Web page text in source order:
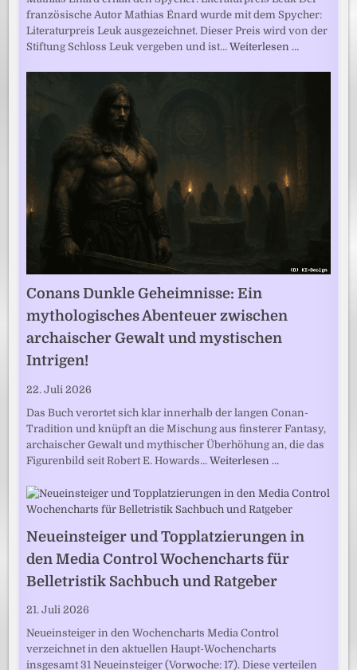
französische Autor Mathias Énard wurde mit dem Spycher:
Literaturpreis Leuk ausgezeichnet. Dieser Preis wird von der
Stiftung Schloss Leuk vergeben und ist…Weiterlesen …
Conans Dunkle Geheimnisse: Ein
mythologisches Abenteuer zwischen
archaischer Gewalt und mystischen
Intrigen!
22. Juli 2026
Das Buch verortet sich klar innerhalb der langen Conan-
Tradition und knüpft an die Mischung aus finsterer Fantasy,
archaischer Gewalt und mythischer Überhöhung an, die das
Figurenbild seit Robert E. Howards…Weiterlesen …
Neueinsteiger und Topplatzierungen in
den Media Control Wochencharts für
Belletristik Sachbuch und Ratgeber
21. Juli 2026
Neueinsteiger in den Wochencharts Media Control
verzeichnet in den aktuellen Haupt-Wochencharts
insgesamt 31 Neueinsteiger (Vorwoche: 17). Diese verteilen